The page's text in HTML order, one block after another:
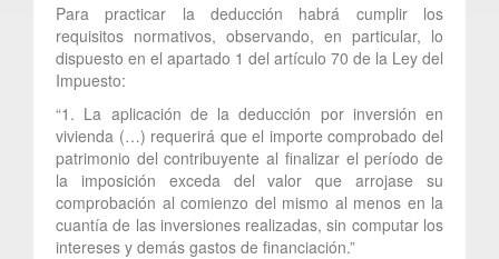
Para practicar la deducción habrá cumplir los
requisitos normativos, observando, en particular, lo
dispuesto en el apartado 1 del artículo 70 de la Ley del
Impuesto:
“1. La aplicación de la deducción por inversión en
vivienda (…) requerirá que el importe comprobado del
patrimonio del contribuyente al finalizar el período de
la imposición exceda del valor que arrojase su
comprobación al comienzo del mismo al menos en la
cuantía de las inversiones realizadas, sin computar los
intereses y demás gastos de financiación.”